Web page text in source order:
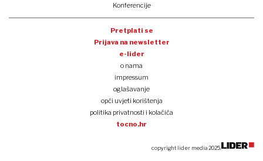
Konferencije
Pretplati se
Prijava na newsletter
e-lider
o nama
impressum
oglašavanje
opći uvjeti korištenja
politika privatnosti i kolačića
tocno.hr
copyright lider media 2025.